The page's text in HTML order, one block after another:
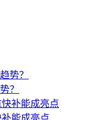
？
能成亮点